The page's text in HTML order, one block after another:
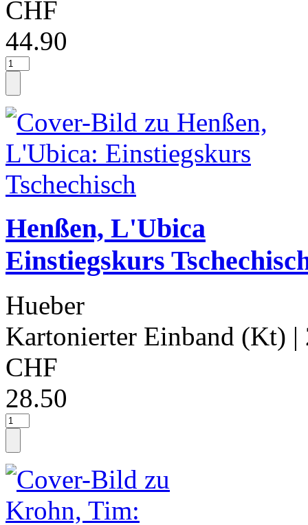
CHF
44.90
Henßen, L'Ubica
Einstiegskurs
Hueber
Kartonierter Einband (Kt) |
CHF
28.50